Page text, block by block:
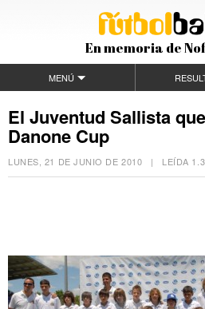
En memoria de
MENÚ
El Juventud Sallista
Danone Cup
LUNES, 21 DE JUNIO DE 2010 | LEÍDA